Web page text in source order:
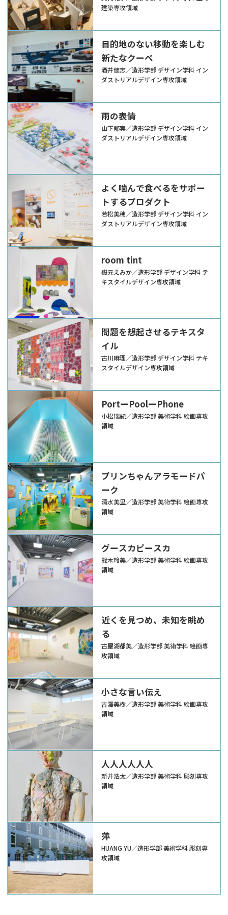
建築専攻領域
目的地のない移動を楽しむ
新たなクーペ
酒井健志／造形学部 デザイン学科 イン
ダストリアルデザイン専攻領域
雨の表情
山下郁実／造形学部 デザイン学科 イン
ダストリアルデザイン専攻領域
よく噛んで食べるをサポー
トするプロダクト
若松美穂／造形学部 デザイン学科 イン
ダストリアルデザイン専攻領域
room tint
嶽元えみか／造形学部 デザイン学科 テ
キスタイルデザイン専攻領域
問題を想起させるテキスタ
イル
古川麻理／造形学部 デザイン学科 テキ
スタイルデザイン専攻領域
PortーPoolーPhone
小松瑞紀／造形学部 美術学科 絵画専攻
領域
プリンちゃんアラモードパ
ーク
清水美里／造形学部 美術学科 絵画専攻
領域
グースカピースカ
鈴木玲美／造形学部 美術学科 絵画専攻
領域
近くを見つめ、未知を眺め
る
古屋湖都美／造形学部 美術学科 絵画専
攻領域
小さな言い伝え
吉澤美樹／造形学部 美術学科 絵画専攻
領域
人人人人人人
新井浩太／造形学部 美術学科 彫刻専攻
領域
萍
HUANG YU／造形学部 美術学科 彫刻専
攻領域